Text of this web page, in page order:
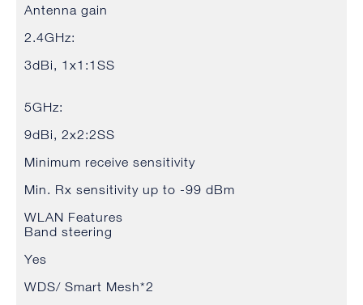
Antenna gain
2.4GHz:
3dBi, 1x1:1SS
5GHz:
9dBi, 2x2:2SS
Minimum receive sensitivity
Min. Rx sensitivity up to -99 dBm
WLAN Features
Band steering
Yes
WDS/ Smart Mesh*2